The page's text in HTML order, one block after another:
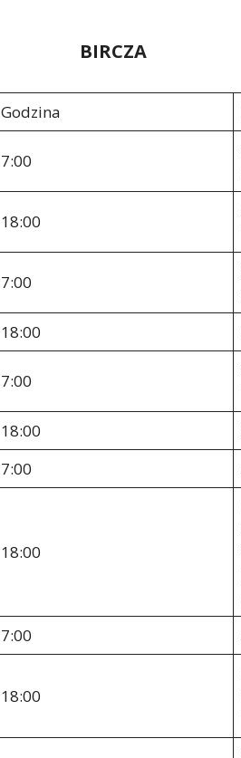
BIRCZA
Godzina
7:00
18:00
7:00
18:00
7:00
18:00
7:00
18:00
7:00
18:00